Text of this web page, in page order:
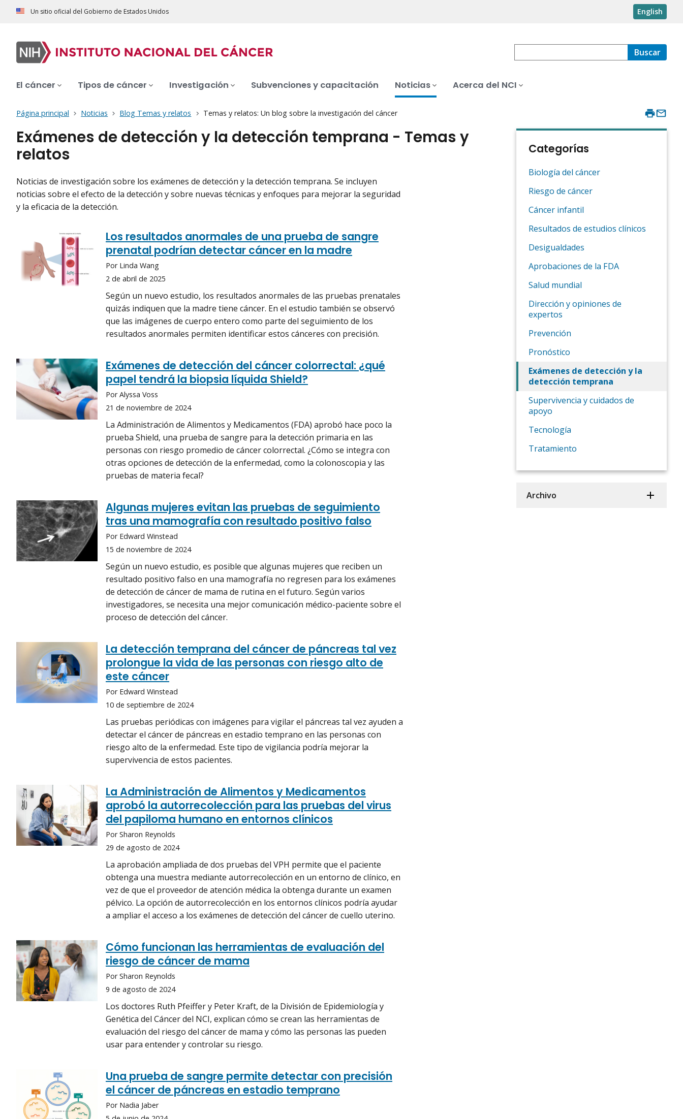
Un sitio oficial del Gobierno de Estados Unidos English
Buscar
El cáncer Tipos de cáncer Investigación Subvenciones y capacitación Noticias Acerca del NCI
Página principal Noticias Blog Temas y relatos Temas y relatos: Un blog sobre la investigación del cáncer
Exámenes de detección y la detección temprana - Temas y
relatos
Noticias de investigación sobre los exámenes de detección y la detección temprana. Se incluyen
noticias sobre el efecto de la detección y sobre nuevas técnicas y enfoques para mejorar la seguridad
y la eficacia de la detección.
Los resultados anormales de una prueba de sangre
prenatal podrían detectar cáncer en la madre
Por Linda Wang
2 de abril de 2025
Según un nuevo estudio, los resultados anormales de las pruebas prenatales
quizás indiquen que la madre tiene cáncer. En el estudio también se observó
que las imágenes de cuerpo entero como parte del seguimiento de los
resultados anormales permiten identificar estos cánceres con precisión.
Exámenes de detección del cáncer colorrectal: ¿qué
papel tendrá la biopsia líquida Shield?
Por Alyssa Voss
21 de noviembre de 2024
La Administración de Alimentos y Medicamentos (FDA) aprobó hace poco la
prueba Shield, una prueba de sangre para la detección primaria en las
personas con riesgo promedio de cáncer colorrectal. ¿Cómo se integra con
otras opciones de detección de la enfermedad, como la colonoscopia y las
pruebas de materia fecal?
Algunas mujeres evitan las pruebas de seguimiento
tras una mamografía con resultado positivo falso
Por Edward Winstead
15 de noviembre de 2024
Según un nuevo estudio, es posible que algunas mujeres que reciben un
resultado positivo falso en una mamografía no regresen para los exámenes
de detección de cáncer de mama de rutina en el futuro. Según varios
investigadores, se necesita una mejor comunicación médico-paciente sobre el
proceso de detección del cáncer.
La detección temprana del cáncer de páncreas tal vez
prolongue la vida de las personas con riesgo alto de
este cáncer
Por Edward Winstead
10 de septiembre de 2024
Las pruebas periódicas con imágenes para vigilar el páncreas tal vez ayuden a
detectar el cáncer de páncreas en estadio temprano en las personas con
riesgo alto de la enfermedad. Este tipo de vigilancia podría mejorar la
supervivencia de estos pacientes.
La Administración de Alimentos y Medicamentos
aprobó la autorrecolección para las pruebas del virus
del papiloma humano en entornos clínicos
Por Sharon Reynolds
29 de agosto de 2024
La aprobación ampliada de dos pruebas del VPH permite que el paciente
obtenga una muestra mediante autorrecolección en un entorno de clínico, en
vez de que el proveedor de atención médica la obtenga durante un examen
pélvico. La opción de autorrecolección en los entornos clínicos podría ayudar
a ampliar el acceso a los exámenes de detección del cáncer de cuello uterino.
Cómo funcionan las herramientas de evaluación del
riesgo de cáncer de mama
Por Sharon Reynolds
9 de agosto de 2024
Los doctores Ruth Pfeiffer y Peter Kraft, de la División de Epidemiología y
Genética del Cáncer del NCI, explican cómo se crean las herramientas de
evaluación del riesgo del cáncer de mama y cómo las personas las pueden
usar para entender y controlar su riesgo.
Una prueba de sangre permite detectar con precisión
el cáncer de páncreas en estadio temprano
Por Nadia Jaber
Categorías
Biología del cáncer
Riesgo de cáncer
Cáncer infantil
Resultados de estudios clínicos
Desigualdades
Aprobaciones de la FDA
Salud mundial
Dirección y opiniones de
expertos
Prevención
Pronóstico
Exámenes de detección y la
detección temprana
Supervivencia y cuidados de
apoyo
Tecnología
Tratamiento
Archivo